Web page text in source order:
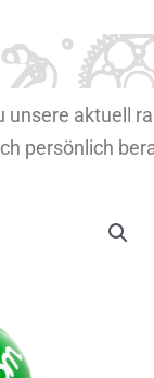
unsere aktuell
persönlich